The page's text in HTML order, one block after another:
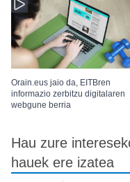
Orain.eus jaio da, EITBren
informazio zerbitzu digitalaren
webgune berria
Hau zure
hauek ere izatea